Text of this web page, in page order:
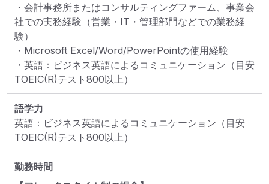
・会計事務所またはコンサルティングファーム、事業会
社での実務経験（営業・IT・管理部門などでの業務経
験）
・Microsoft Excel/Word/PowerPointの使用経験
・英語：ビジネス英語によるコミュニケーション（目安
TOEIC(R)テスト800以上）
語学力
英語：ビジネス英語によるコミュニケーション（目安
TOEIC(R)テスト800以上）
勤務時間